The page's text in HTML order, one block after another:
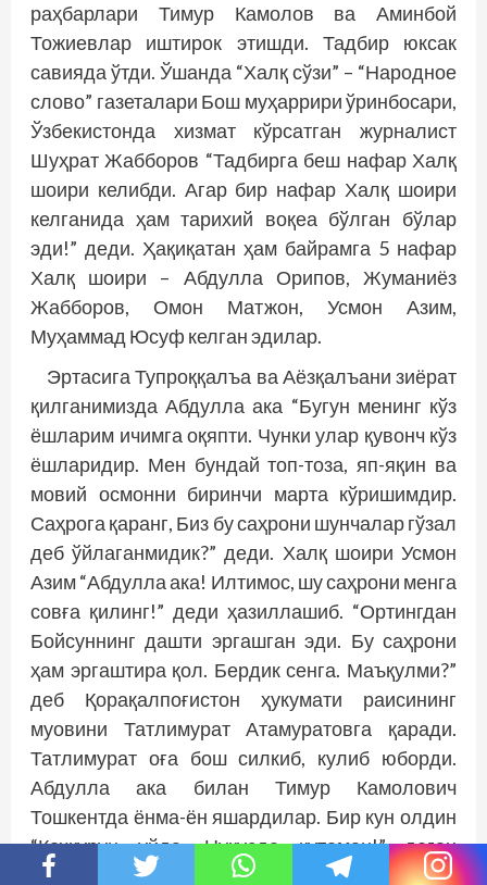
раҳбарлари Тимур Камолов ва Аминбой
Тожиевлар иштирок этишди. Тадбир юксак
савияда ўтди. Ўшанда “Халқ сўзи” – “Народное
слово” газеталари Бош муҳаррири ўринбосари,
Ўзбекистонда хизмат кўрсатган журналист
Шуҳрат Жабборов “Тадбирга беш нафар Халқ
шоири келибди. Агар бир нафар Халқ шоири
келганида ҳам тарихий воқеа бўлган бўлар
эди!” деди. Ҳақиқатан ҳам байрамга 5 нафар
Халқ шоири – Абдулла Орипов, Жуманиёз
Жабборов, Омон Матжон, Усмон Азим,
Муҳаммад Юсуф келган эдилар.
Эртасига Тупроққалъа ва Аёзқалъани зиёрат
қилганимизда Абдулла ака “Бугун менинг кўз
ёшларим ичимга оқяпти. Чунки улар қувонч кўз
ёшларидир. Мен бундай топ-тоза, яп-яқин ва
мовий осмонни биринчи марта кўришимдир.
Саҳрога қаранг, Биз бу саҳрони шунчалар гўзал
деб ўйлаганмидик?” деди. Халқ шоири Усмон
Азим “Абдулла ака! Илтимос, шу саҳрони менга
совға қилинг!” деди ҳазиллашиб. “Ортингдан
Бойсуннинг дашти эргашган эди. Бу саҳрони
ҳам эргаштира қол. Бердик сенга. Маъқулми?”
деб Қорақалпоғис­тон ҳукумати раисининг
муовини Татлимурат Атамуратовга қаради.
Татлимурат оға бош силкиб, кулиб юборди.
Абдулла ака билан Тимур Камолович
Тошкентда ёнма-ён яшардилар. Бир кун олдин
“Кечқурун уйда, Нукусда кутаман!” деган
эдилар. Абдулла ака билан Ҳанифа опа бир